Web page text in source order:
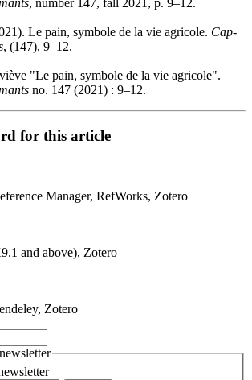
, number 147, fall 2021, p. 9–12.
Le pain, symbole de la vie agricole. Cap-
, (147), 9–12.
"Le pain, symbole de la vie agricole".
no. 147 (2021) : 9–12.
for this article
Manager, RefWorks, Zotero
and above), Zotero
Zotero